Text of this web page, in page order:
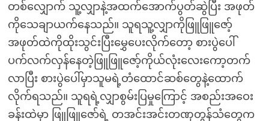
တစ်လျှောက် သူ့လျှာနဲ့အထက်အောက်ပွတ်ဆွဲပြီး အဖုတ်
ကိုသေချာယက်နေသည်။ သူရသူ့လျှာကိုဖြူဖြူဇော့်
အဖုတ်ထဲကိုထိုးသွင်းပြီးမွှေပေးလိုက်တော့ စားပွဲပေါ်
ပက်လက်လှန်နေတဲ့ဖြူဖြူဇော့်ကိုယ်လုံးလေးကော့တက်
လာပြီး စားပွဲပေါ်မှာသူမရဲ့တံထောင်ဆစ်တွေနဲ့ထောက်
လိုက်ရသည်။ သူရရဲ့လျှာစွမ်းပြမှုကြောင့် အစည်းအဝေး
ခန်းထဲမှာ ဖြူဖြူဇော်ရဲ့ တအင်းအင်းတဏှတွန်သံတွေက